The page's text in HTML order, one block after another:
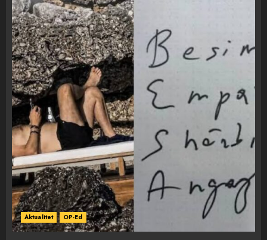
Aktualitet OP-Ed